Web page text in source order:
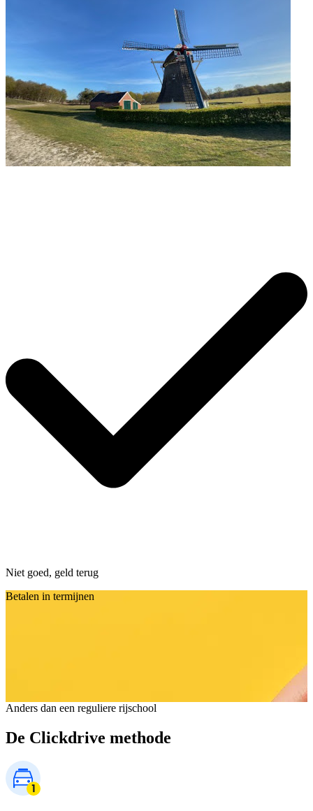
Niet goed, geld terug
Betalen in termijnen
Anders dan een reguliere rijschool
De Clickdrive methode